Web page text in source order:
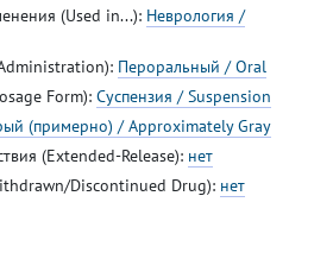
(Used in...): Неврология /
Пероральный / Oral
Form): Суспензия / Suspension
(примерно) / Approximately Gray
(Extended-Release): нет
Discontinued Drug): нет